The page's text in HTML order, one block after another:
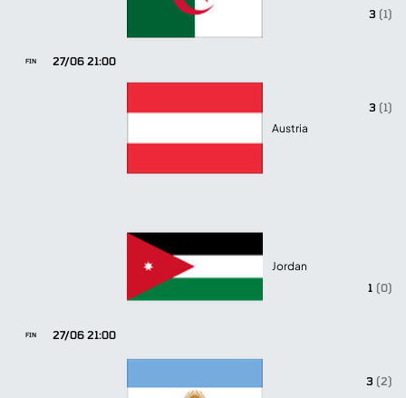
27/06 21:00
FIN
Austria
3 (1)
3 (1)
27/06 21:00
FIN
Jordan
1 (0)
3 (2)